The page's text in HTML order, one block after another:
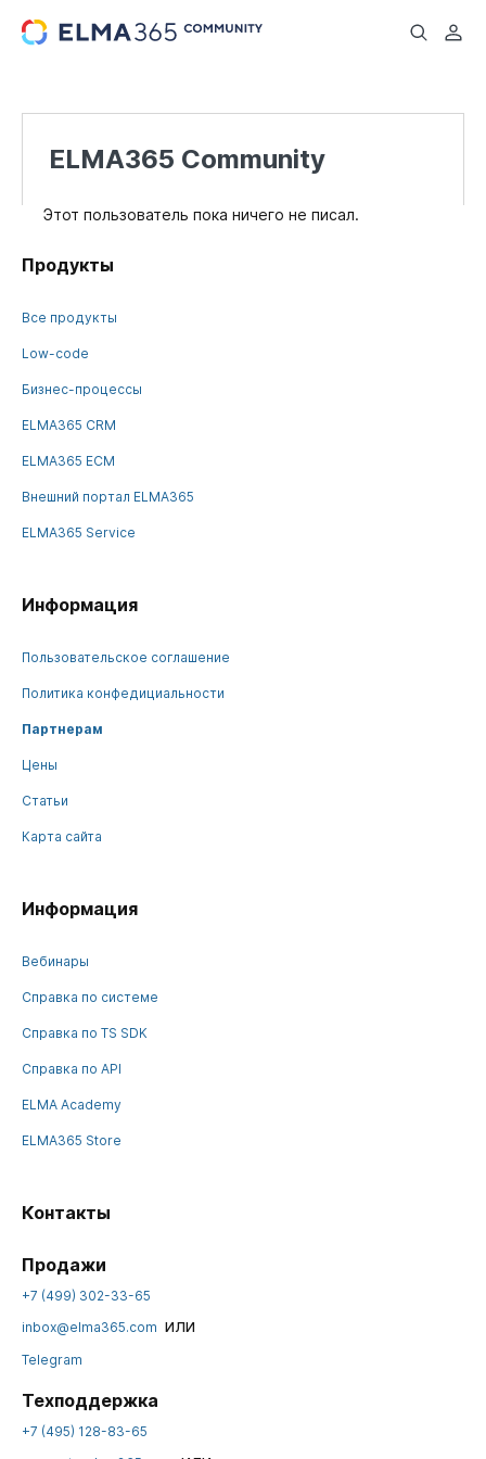
...
ELMA365 Community
Этот пользователь пока ничего не писал.
Продукты
Все продукты
Low-code
Бизнес-процессы
ELMA365 CRM
ELMA365 ECM
Внешний портал ELMA365
ELMA365 Service
Информация
Пользовательское соглашение
Политика конфедициальности
Партнерам
Цены
Статьи
Карта сайта
Информация
Вебинары
Справка по системе
Справка по TS SDK
Справка по API
ELMA Academy
ELMA365 Store
Контакты
Продажи
+7 (499) 302-33-65
inbox@elma365.com или
Telegram
Техподдержка
+7 (495) 128-83-65